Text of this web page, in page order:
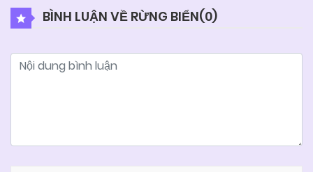
BÌNH LUẬN VỀ RỪNG BIỂN(0)